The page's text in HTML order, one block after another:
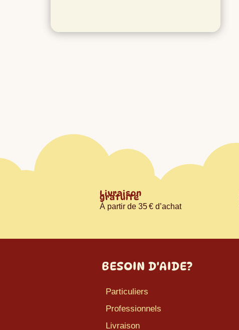
Livraison
gratuite
À partir de 35 € d’achat
BESOIN D'AIDE?
Particuliers
Professionnels
Livraison